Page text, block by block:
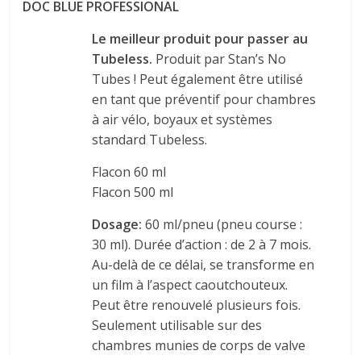
DOC BLUE PROFESSIONAL
Le meilleur produit pour passer au
Tubeless. Produit par Stan’s No
Tubes ! Peut également être utilisé
en tant que préventif pour chambres
à air vélo, boyaux et systèmes
standard Tubeless.
Flacon 60 ml
Flacon 500 ml
Dosage: 60 ml/pneu (pneu course :
30 ml). Durée d’action : de 2 à 7 mois.
Au-delà de ce délai, se transforme en
un film à l’aspect caoutchouteux.
Peut être renouvelé plusieurs fois.
Seulement utilisable sur des
chambres munies de corps de valve